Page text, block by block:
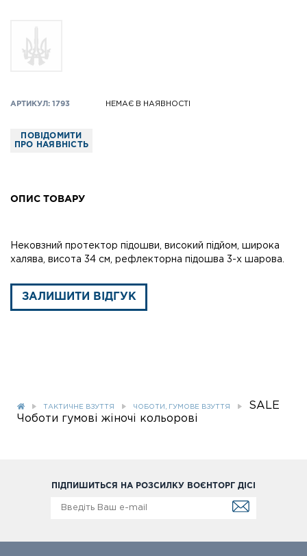
АРТИКУЛ: 1793 НЕМАЄ В НАЯВНОСТІ
ПОВІДОМИТИ
ПРО НАЯВНІСТЬ
ОПИС ТОВАРУ
Нековзний протектор підошви, високий підйом, широка
халява, висота 34 см, рефлекторна підошва 3-х шарова.
ЗАЛИШИТИ ВІДГУК
ТАКТИЧНЕ ВЗУТТЯ ЧОБОТИ, ГУМОВЕ ВЗУТТЯ
SALE
Чоботи гумові жіночі кольорові
ПІДПИШИТЬСЯ НА РОЗСИЛКУ ВОЄНТОРГ ДІСІ